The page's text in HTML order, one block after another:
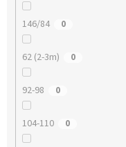
146/84 0
62 (2-3m) 0
92-98 0
104-110 0